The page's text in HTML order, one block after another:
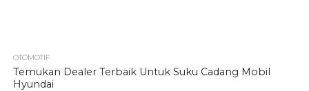
OTOMOTIF
Temukan Dealer Terbaik Untuk Suku Cadang Mobil
Hyundai